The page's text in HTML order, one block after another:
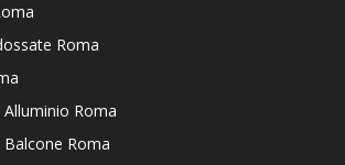
Roma
Roma
Roma